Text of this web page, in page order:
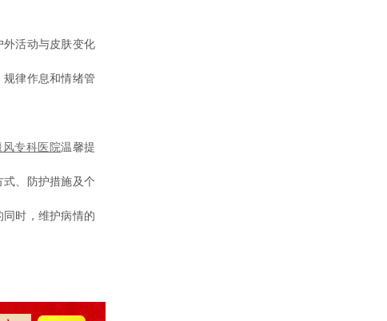
活动与皮肤变化
律作息和情绪管
风专科医院温馨提
、防护措施及个
时，维护病情的